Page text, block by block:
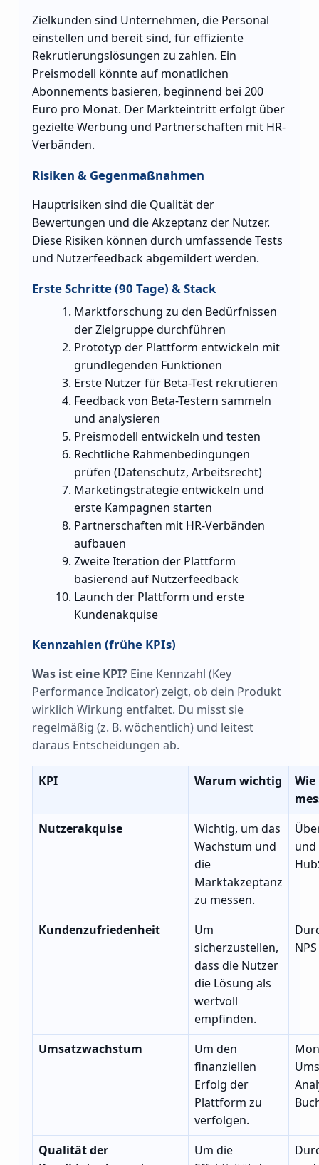
Zielkunden sind Unternehmen, die Personal
einstellen und bereit sind, für effiziente
Rekrutierungslösungen zu zahlen. Ein
Preismodell könnte auf monatlichen
Abonnements basieren, beginnend bei 200
Euro pro Monat. Der Markteintritt erfolgt über
gezielte Werbung und Partnerschaften mit HR-
Verbänden.
Risiken & Gegenmaßnahmen
Hauptrisiken sind die Qualität der
Bewertungen und die Akzeptanz der Nutzer.
Diese Risiken können durch umfassende Tests
und Nutzerfeedback abgemildert werden.
Erste Schritte (90 Tage) & Stack
Marktforschung zu den Bedürfnissen
der Zielgruppe durchführen
Prototyp der Plattform entwickeln mit
grundlegenden Funktionen
Erste Nutzer für Beta-Test rekrutieren
Feedback von Beta-Testern sammeln
und analysieren
Preismodell entwickeln und testen
Rechtliche Rahmenbedingungen
prüfen (Datenschutz, Arbeitsrecht)
Marketingstrategie entwickeln und
erste Kampagnen starten
Partnerschaften mit HR-Verbänden
aufbauen
Zweite Iteration der Plattform
basierend auf Nutzerfeedback
Launch der Plattform und erste
Kundenakquise
Kennzahlen (frühe KPIs)
Was ist eine KPI? Eine Kennzahl (Key
Performance Indicator) zeigt, ob dein Produkt
wirklich Wirkung entfaltet. Du misst sie
regelmäßig (z. B. wöchentlich) und leitest
daraus Entscheidungen ab.
KPI Warum wichtig
Wie
Nutzerakquise
Wichtig, um das
Wachstum und
die
Marktakzeptanz
zu messen.
und
Kundenzufriedenheit
Um
sicherzustellen,
dass die Nutzer
die Lösung als
wertvoll
empfinden.
Umsatzwachstum
Um den
finanziellen
Erfolg der
Plattform zu
verfolgen.
Qualität der
Um die